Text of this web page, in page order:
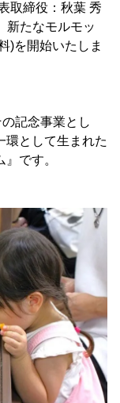
取締役：秋葉 秀
新たなモルモッ
)を開始いたしま
記念事業とし
環として生まれた
です。